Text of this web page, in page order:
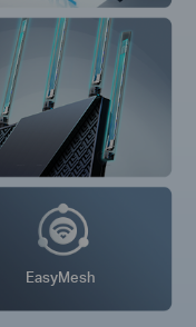
EasyMesh